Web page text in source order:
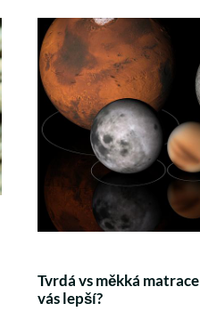
Tvrdá vs měkká
vás lepší?